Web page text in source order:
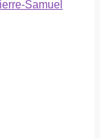
Samuel